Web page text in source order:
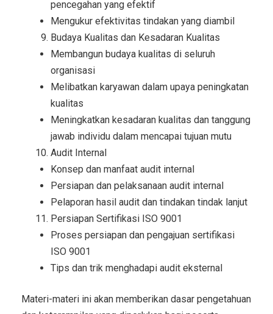
pencegahan yang efektif
Mengukur efektivitas tindakan yang diambil
Budaya Kualitas dan Kesadaran Kualitas
Membangun budaya kualitas di seluruh
organisasi
Melibatkan karyawan dalam upaya peningkatan
kualitas
Meningkatkan kesadaran kualitas dan tanggung
jawab individu dalam mencapai tujuan mutu
Audit Internal
Konsep dan manfaat audit internal
Persiapan dan pelaksanaan audit internal
Pelaporan hasil audit dan tindakan tindak lanjut
Persiapan Sertifikasi ISO 9001
Proses persiapan dan pengajuan sertifikasi
ISO 9001
Tips dan trik menghadapi audit eksternal
Materi-materi ini akan memberikan dasar pengetahuan